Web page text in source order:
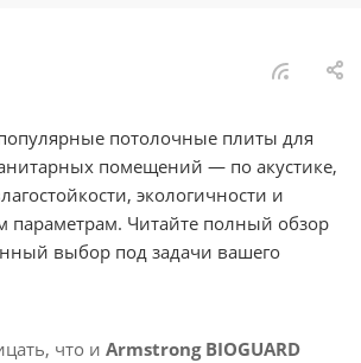
потолочные плиты для
помещений — по акустике,
экологичности и
параметрам. Читайте полный обзор
выбор под задачи вашего
что и Armstrong BIOGUARD